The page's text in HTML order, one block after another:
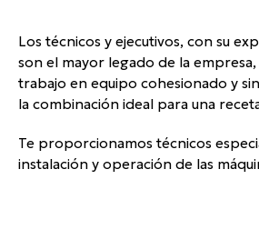
Los técnicos y ejecutivos, con su
son el mayor legado de la
trabajo en equipo cohesionado y
la combinación ideal para una
Te proporcionamos técnicos
instalación y operación de las